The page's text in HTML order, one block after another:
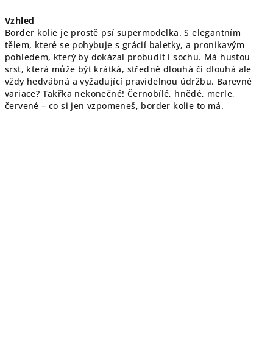
Vzhled
Border kolie je prostě psí supermodelka. S elegantním
tělem, které se pohybuje s grácií baletky, a pronikavým
pohledem, který by dokázal probudit i sochu. Má hustou
srst, která může být krátká, středně dlouhá či dlouhá ale
vždy hedvábná a vyžadující pravidelnou údržbu. Barevné
variace? Takřka nekonečné! Černobílé, hnědé, merle,
červené – co si jen vzpomeneš, border kolie to má.